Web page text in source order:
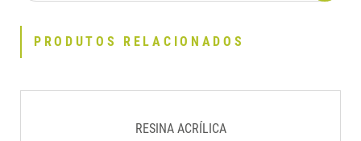
PRODUTOS RELACIONADOS
RESINA ACRÍLICA